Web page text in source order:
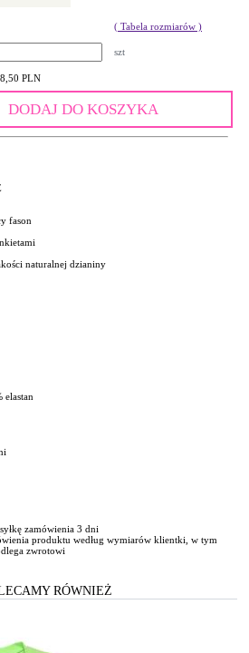
( Tabela rozmiarów )
szt
PLN
DODAJ DO KOSZYKA
fason
naturalnej dzianiny
elastan
zamówienia 3 dni
produktu według wymiarów klientki, w tym
zwrotowi
RÓWNIEŻ